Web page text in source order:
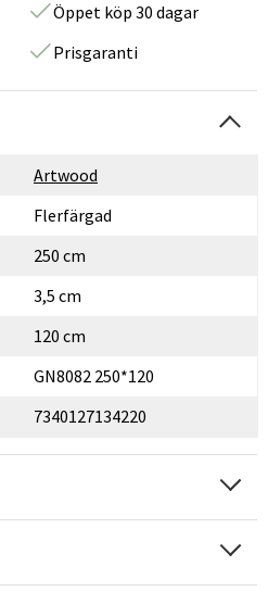
Öppet köp 30 dagar
Prisgaranti
Artwood
Flerfärgad
250 cm
3,5 cm
120 cm
GN8082 250*120
7340127134220